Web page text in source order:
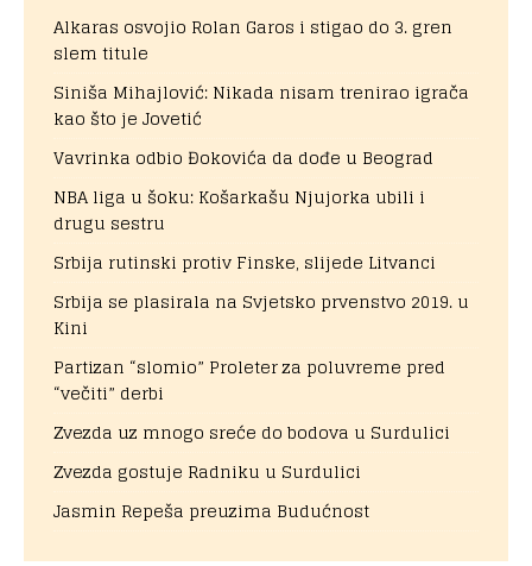
Alkaras osvojio Rolan Garos i stigao do 3. gren
slem titule
Siniša Mihajlović: Nikada nisam trenirao igrača
kao što je Jovetić
Vavrinka odbio Đokovića da dođe u Beograd
NBA liga u šoku: Košarkašu Njujorka ubili i
drugu sestru
Srbija rutinski protiv Finske, slijede Litvanci
Srbija se plasirala na Svjetsko prvenstvo 2019. u
Kini
Partizan “slomio” Proleter za poluvreme pred
“večiti” derbi
Zvezda uz mnogo sreće do bodova u Surdulici
Zvezda gostuje Radniku u Surdulici
Jasmin Repeša preuzima Budućnost